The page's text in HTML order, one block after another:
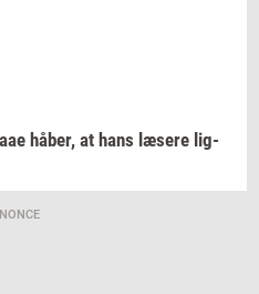
håber, at hans læ­se­re lig­